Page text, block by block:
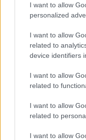
I want to allow
personalized
I want to allow
related to
device identifiers
I want to allow
related to
I want to allow
related to
I want to allow
momento così
successione.
Nicolaporro.it è
essere sempre